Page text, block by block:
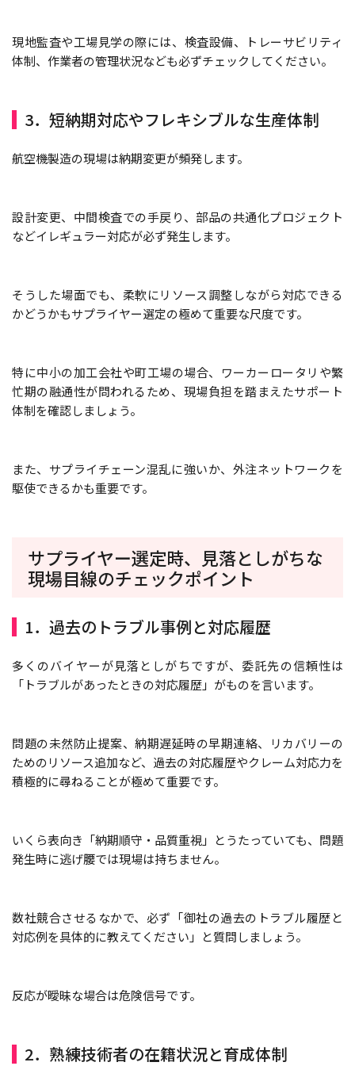
現地監査や工場見学の際には、検査設備、トレーサビリティ
体制、作業者の管理状況なども必ずチェックしてください。
3．短納期対応やフレキシブルな生産体制
航空機製造の現場は納期変更が頻発します。
設計変更、中間検査での手戻り、部品の共通化プロジェクト
などイレギュラー対応が必ず発生します。
そうした場面でも、柔軟にリソース調整しながら対応できる
かどうかもサプライヤー選定の極めて重要な尺度です。
特に中小の加工会社や町工場の場合、ワーカーロータリや繁
忙期の融通性が問われるため、現場負担を踏まえたサポート
体制を確認しましょう。
また、サプライチェーン混乱に強いか、外注ネットワークを
駆使できるかも重要です。
サプライヤー選定時、見落としがちな
現場目線のチェックポイント
1．過去のトラブル事例と対応履歴
多くのバイヤーが見落としがちですが、委託先の信頼性は
「トラブルがあったときの対応履歴」がものを言います。
問題の未然防止提案、納期遅延時の早期連絡、リカバリーの
ためのリソース追加など、過去の対応履歴やクレーム対応力を
積極的に尋ねることが極めて重要です。
いくら表向き「納期順守・品質重視」とうたっていても、問題
発生時に逃げ腰では現場は持ちません。
数社競合させるなかで、必ず「御社の過去のトラブル履歴と
対応例を具体的に教えてください」と質問しましょう。
反応が曖昧な場合は危険信号です。
2．熟練技術者の在籍状況と育成体制